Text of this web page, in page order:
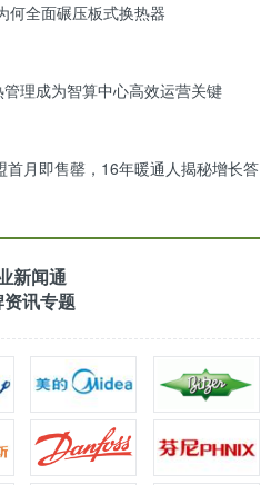
何全面碾压板式换热器
理成为智算中心高效运营关键
首月即售罄，16年暖通人揭秘增长答
新闻通
讯专题